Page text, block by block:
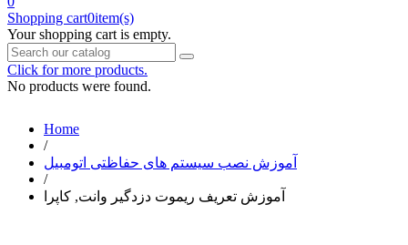
Shopping cart0item(s)
Your shopping cart is empty.
Click for more products.
No products were found.
Home
/
آموزش نصب سیستم های حفاظتی اتومبیل
/
آموزش تعریف ریموت دزدگیر وانت, کاپرا